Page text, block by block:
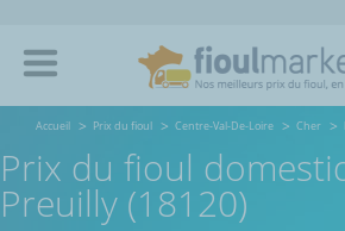
Accueil Prix du fioul Centre-Val-De-Loire Cher
Prix du fioul
Preuilly (18120)